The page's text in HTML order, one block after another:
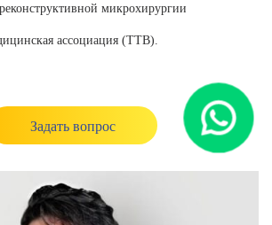
микрохирургии
ассоциация (TTB).
Задать вопрос